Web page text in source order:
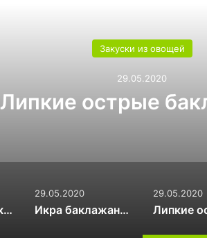
Закуски из овощей
29.05.2020
Липкие острые
Закуска из свеклы и моркови
29.05.2020
Икра баклажанная сырая
29.05.2020